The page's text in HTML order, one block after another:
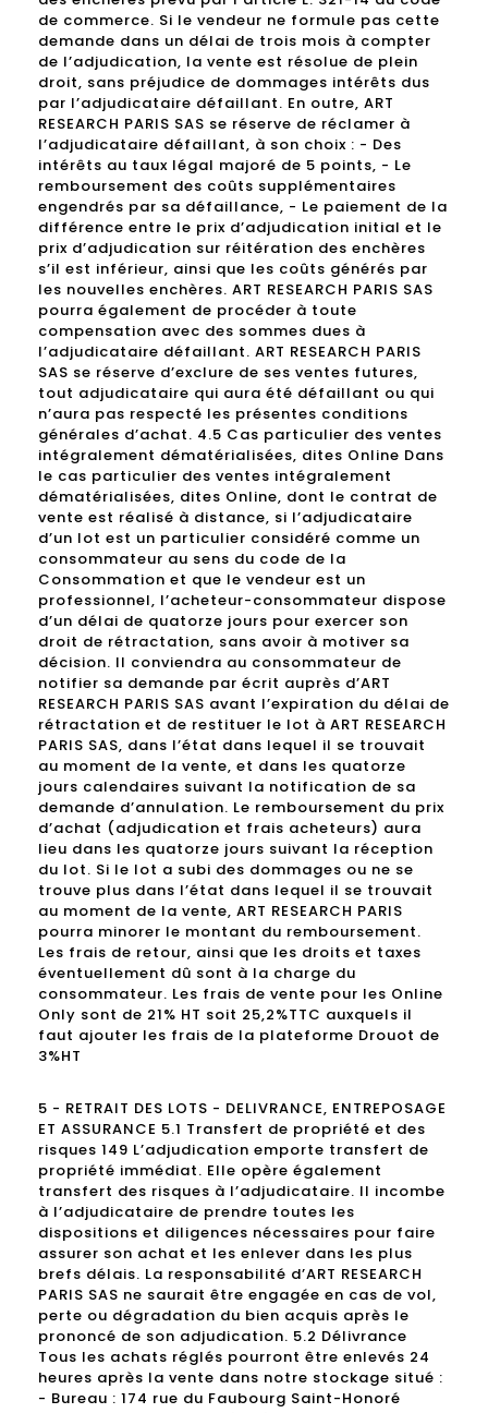
de commerce. Si le vendeur ne formule pas cette
demande dans un délai de trois mois à compter
de l’adjudication, la vente est résolue de plein
droit, sans préjudice de dommages intérêts dus
par l’adjudicataire défaillant. En outre, ART
RESEARCH PARIS SAS se réserve de réclamer à
l’adjudicataire défaillant, à son choix : - Des
intérêts au taux légal majoré de 5 points, - Le
remboursement des coûts supplémentaires
engendrés par sa défaillance, - Le paiement de la
différence entre le prix d’adjudication initial et le
prix d’adjudication sur réitération des enchères
s’il est inférieur, ainsi que les coûts générés par
les nouvelles enchères. ART RESEARCH PARIS SAS
pourra également de procéder à toute
compensation avec des sommes dues à
l’adjudicataire défaillant. ART RESEARCH PARIS
SAS se réserve d’exclure de ses ventes futures,
tout adjudicataire qui aura été défaillant ou qui
n’aura pas respecté les présentes conditions
générales d’achat. 4.5 Cas particulier des ventes
intégralement dématérialisées, dites Online Dans
le cas particulier des ventes intégralement
dématérialisées, dites Online, dont le contrat de
vente est réalisé à distance, si l’adjudicataire
d’un lot est un particulier considéré comme un
consommateur au sens du code de la
Consommation et que le vendeur est un
professionnel, l’acheteur-consommateur dispose
d’un délai de quatorze jours pour exercer son
droit de rétractation, sans avoir à motiver sa
décision. Il conviendra au consommateur de
notifier sa demande par écrit auprès d’ART
RESEARCH PARIS SAS avant l’expiration du délai de
rétractation et de restituer le lot à ART RESEARCH
PARIS SAS, dans l’état dans lequel il se trouvait
au moment de la vente, et dans les quatorze
jours calendaires suivant la notification de sa
demande d’annulation. Le remboursement du prix
d’achat (adjudication et frais acheteurs) aura
lieu dans les quatorze jours suivant la réception
du lot. Si le lot a subi des dommages ou ne se
trouve plus dans l’état dans lequel il se trouvait
au moment de la vente, ART RESEARCH PARIS
pourra minorer le montant du remboursement.
Les frais de retour, ainsi que les droits et taxes
éventuellement dû sont à la charge du
consommateur. Les frais de vente pour les Online
Only sont de 21% HT soit 25,2%TTC auxquels il
faut ajouter les frais de la plateforme Drouot de
3%HT
5 - RETRAIT DES LOTS - DELIVRANCE, ENTREPOSAGE
ET ASSURANCE 5.1 Transfert de propriété et des
risques 149 L’adjudication emporte transfert de
propriété immédiat. Elle opère également
transfert des risques à l’adjudicataire. Il incombe
à l’adjudicataire de prendre toutes les
dispositions et diligences nécessaires pour faire
assurer son achat et les enlever dans les plus
brefs délais. La responsabilité d’ART RESEARCH
PARIS SAS ne saurait être engagée en cas de vol,
perte ou dégradation du bien acquis après le
prononcé de son adjudication. 5.2 Délivrance
Tous les achats réglés pourront être enlevés 24
heures après la vente dans notre stockage situé :
- Bureau : 174 rue du Faubourg Saint-Honoré